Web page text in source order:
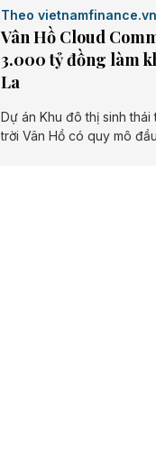
Theo vietnamfinance.vn
Vân Hồ Cloud
3.000 tỷ đồng làm
La
Dự án Khu đô thị sinh thái
trời Vân Hồ có quy mô